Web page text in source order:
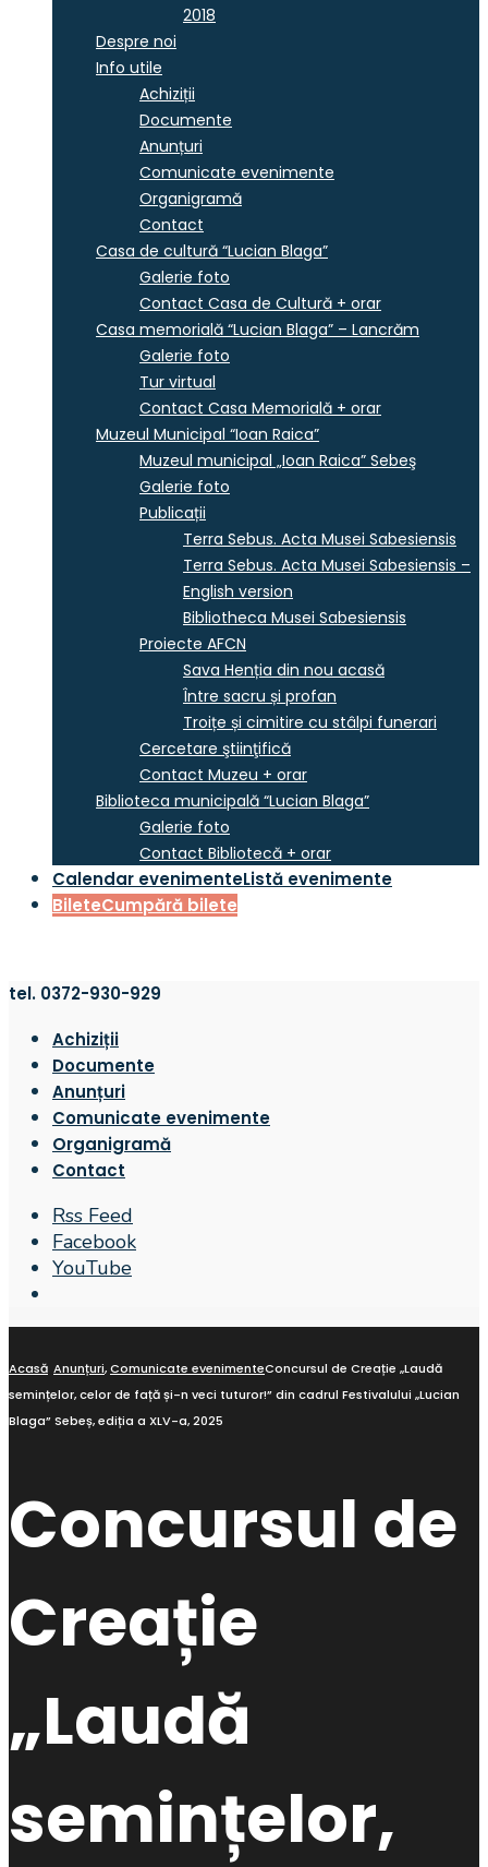
2018
Despre noi
Info utile
Achiziții
Documente
Anunțuri
Comunicate evenimente
Organigramă
Contact
Casa de cultură “Lucian Blaga”
Galerie foto
Contact Casa de Cultură + orar
Casa memorială “Lucian Blaga” – Lancrăm
Galerie foto
Tur virtual
Contact Casa Memorială + orar
Muzeul Municipal “Ioan Raica”
Muzeul municipal „Ioan Raica” Sebeş
Galerie foto
Publicații
Terra Sebus. Acta Musei Sabesiensis
Terra Sebus. Acta Musei Sabesiensis –
English version
Bibliotheca Musei Sabesiensis
Proiecte AFCN
Sava Henția din nou acasă
Între sacru și profan
Troițe și cimitire cu stâlpi funerari
Cercetare ştiinţifică
Contact Muzeu + orar
Biblioteca municipală “Lucian Blaga”
Galerie foto
Contact Bibliotecă + orar
Calendar evenimenteListă evenimente
BileteCumpără bilete
tel. 0372-930-929
Achiziții
Documente
Anunțuri
Comunicate evenimente
Organigramă
Contact
Rss Feed
Facebook
YouTube
Search
Acasă Anunțuri,Comunicate evenimenteConcursul de Creație „Laudă
semințelor, celor de față și-n veci tuturor!” din cadrul Festivalului „Lucian
Blaga” Sebeș, ediția a XLV-a, 2025
Concursul de
Creație
„Laudă
semințelor,